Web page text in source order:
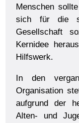
Menschen
sich für die
Gesellschaft
Kernidee
Hilfswerk.
In den
Organisation
aufgrund der
Alten- und